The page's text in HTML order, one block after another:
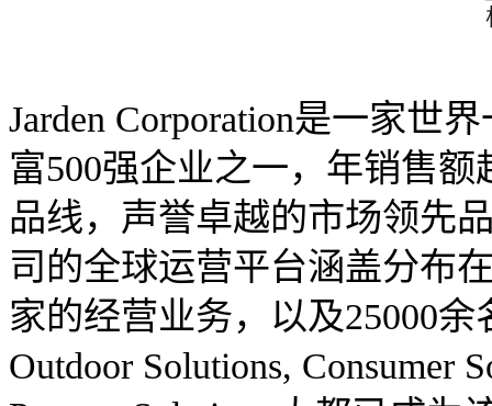
Jarden Corporation是一家世
富500强企业之一，年销售
品线，声誉卓越的市场领先
司的全球运营平台涵盖分布
家的经营业务，以及25000
Outdoor Solutions, Consumer